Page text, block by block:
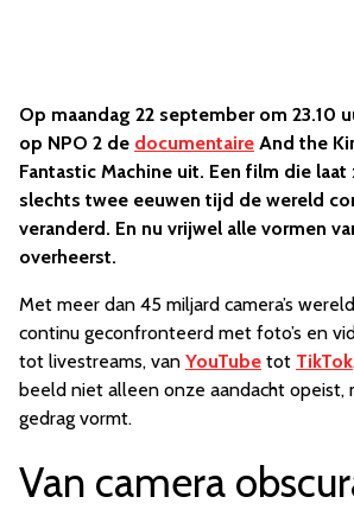
Op maandag 22 september om 23.10
op NPO 2 de documentaire And the
Fantastic Machine uit. Een film die
slechts twee eeuwen tijd de wereld
veranderd. En nu vrijwel alle vormen
overheerst.
Met meer dan 45 miljard camera’s
continu geconfronteerd met foto’s en
tot livestreams, van YouTube tot TikTok
beeld niet alleen onze aandacht opeist,
gedrag vormt.
Van camera